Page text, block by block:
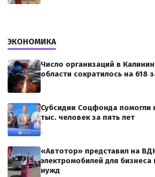
ЭКОНОМИКА
Число организаций в
области сократилось на 618
Субсидии Соцфонда помогли
тыс. человек за пять лет
«Автотор» представил на
электромобилей для
нужд